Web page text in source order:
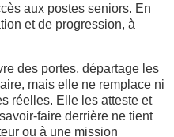
aux postes seniors. En
et de progression, à
des portes, départage les
mais elle ne remplace ni
réelles. Elle les atteste et
faire derrière ne tient
ou à une mission